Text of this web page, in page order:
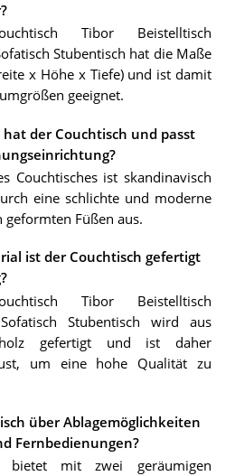
Tibor Beistelltisch
Stubentisch hat die Maße
x Höhe x Tiefe) und ist damit
geeignet.
der Couchtisch und passt
Couchtisches ist skandinavisch
eine schlichte und moderne
Füßen aus.
ist der Couchtisch gefertigt
Tibor Beistelltisch
Stubentisch wird aus
gefertigt und ist daher
um eine hohe Qualität zu
über Ablagemöglichkeiten
Fernbedienungen?
bietet mit zwei geräumigen